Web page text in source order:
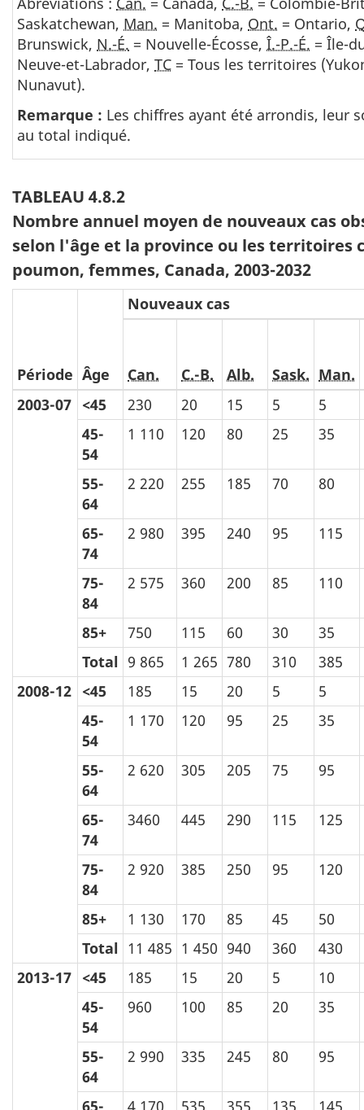
Saskatchewan, Man. = Manitoba, Ont. = Ontario,
Brunswick, N.-É. = Nouvelle-Écosse, Î.-P.-É. = Île-
Neuve-et-Labrador, TC = Tous les territoires
Nunavut).
Remarque : Les chiffres ayant été arrondis, leur
au total indiqué.
TABLEAU 4.8.2
Nombre annuel moyen de nouveaux cas
selon l'âge et la province ou les territoires
poumon, femmes, Canada, 2003-2032
Période Âge
Nouveaux cas
Can. C.-B. Alb. Sask. Man.
2003-07 <45 230 20 15 5
5
45-
54
1 110 120 80 25 35
55-
64
2 220 255 185 70 80
65-
74
2 980 395 240 95 115
75-
84
2 575 360 200 85 110
85+ 750 115 60 30
35
Total 9 865 1 265 780 310
385
2008-12 <45 185 15 20 5
5
45-
54
1 170 120 95 25 35
55-
64
2 620 305 205 75 95
65-
74
3460 445 290 115 125
75-
84
2 920 385 250 95 120
85+ 1 130 170 85 45
50
Total 11 485 1 450 940 360
430
2013-17 <45 185 15 20 5
10
45-
54
960 100 85 20 35
55-
64
2 990 335 245 80 95
65- 4 170 535 355 135 145